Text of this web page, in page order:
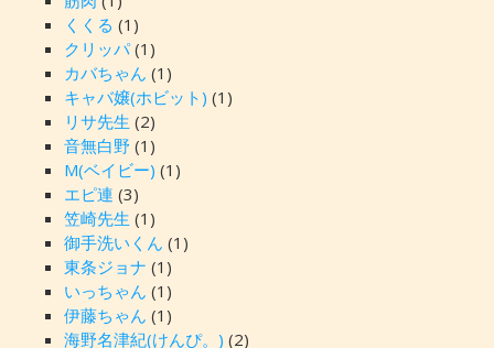
くくる (1)
クリッパ(1)
カバちゃん (1)
キャバ嬢(ホビット) (1)
リサ先生 (2)
音無白野(1)
M(ベイビー) (1)
エピ連 (3)
笠崎先生 (1)
御手洗いくん (1)
東条ジョナ (1)
いっちゃん (1)
伊藤ちゃん (1)
海野名津紀(けんぴ。) (2)